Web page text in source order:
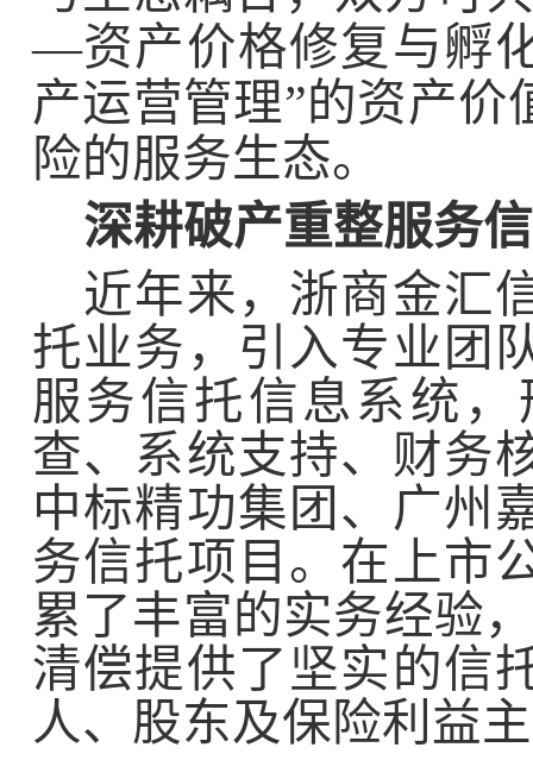
—资产价格修复与孵
产运营管理”的资产价
险的服务生态。
深耕破产重整服务
近年来，浙商金汇
托业务，引入专业团
服务信托信息系统
查、系统支持、财务
中标精功集团、广州
务信托项目。在上市
累了丰富的实务经验
清偿提供了坚实的信
人、股东及保险利益